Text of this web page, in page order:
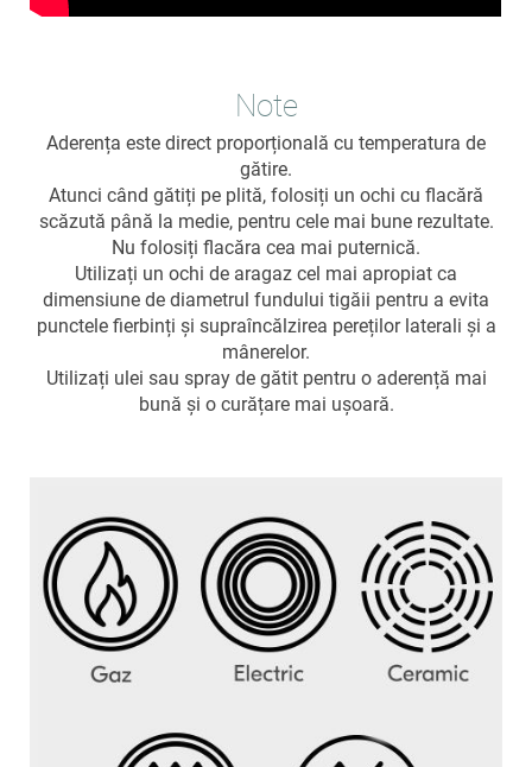
Note
Aderența este direct proporțională cu temperatura de
gătire.
Atunci când gătiți pe plită, folosiți un ochi cu flacără
scăzută până la medie, pentru cele mai bune rezultate.
Nu folosiți flacăra cea mai puternică.
Utilizați un ochi de aragaz cel mai apropiat ca
dimensiune de diametrul fundului tigăii pentru a evita
punctele fierbinți și supraîncălzirea pereților laterali și a
mânerelor.
Utilizați ulei sau spray de gătit pentru o aderență mai
bună și o curățare mai ușoară.